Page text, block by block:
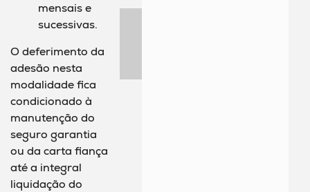
mensais e
sucessivas.
O deferimento da
adesão nesta
modalidade fica
condicionado à
manutenção do
seguro garantia
ou da carta fiança
até a integral
liquidação do